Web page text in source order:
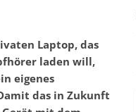
Laptop, das
laden will,
eigenes
das in Zukunft